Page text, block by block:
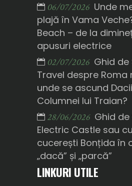
06/07/2026 Unde
plajă în Vama
Beach – de la
apusuri electrice
02/07/2026 Ghid de
Travel despre Roma
unde se ascund
Columnei lui Traian?
28/06/2026 Ghid
Electric Castle sau
cucerești Bonțida în
„dacă” și „parcă”
LINKURI UTILE